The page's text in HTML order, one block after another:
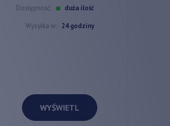
Dostępność: duża ilość
Wysyłka w: 24 godziny
WYŚWIETL